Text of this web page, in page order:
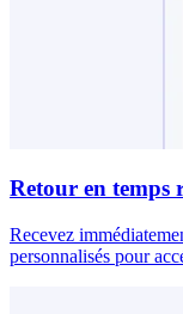
Retour en temps
Recevez
personnalisés pour